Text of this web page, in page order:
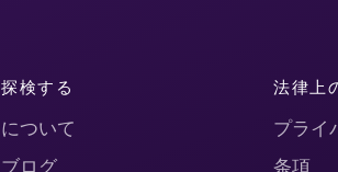
探検する
について
法律上
プライ